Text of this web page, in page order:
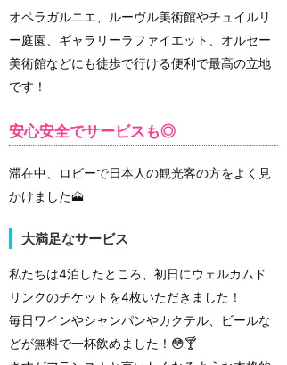
オペラガルニエ、ルーヴル美術館やチュイルリ
ー庭園、ギャラリーラファイエット、オルセー
美術館などにも徒歩で行ける便利で最高の立地
です！
安心安全でサービスも◎
滞在中、ロビーで日本人の観光客の方をよく見
かけました🗻
大満足なサービス
私たちは4泊したところ、初日にウェルカムド
リンクのチケットを4枚いただきました！
毎日ワインやシャンパンやカクテル、ビールな
どが無料で一杯飲めました！😳🍸